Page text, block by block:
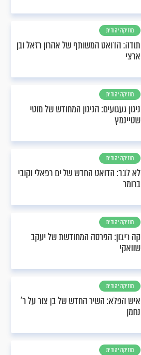
מוזיקה יהודית
וחסידית
תודה: הדואט המשותף של אהרון רזאל ובן
ארצי
מוזיקה יהודית
וחסידית
ניגון געגועים: הניגון המחודש של מוטי
שטיינמץ
מוזיקה יהודית
וחסידית
לא לבד: הדואט החדש של ים רפאלי וקובי
ברומר
מוזיקה יהודית
וחסידית
קה ריבון: הגירסה המחודשת של יעקב
שוואקי
מוזיקה יהודית
וחסידית
איש הפלא: השיר החדש של בן צור על ר'
נחמן
מוזיקה יהודית